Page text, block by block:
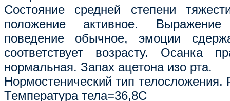
Состояние средней степени
положение активное.
поведение обычное, эмоции
соответствует возрасту. Осанка
нормальная. Запах ацетона изо рта.
Нормостенический тип телосложения.
Температура тела=36,8С